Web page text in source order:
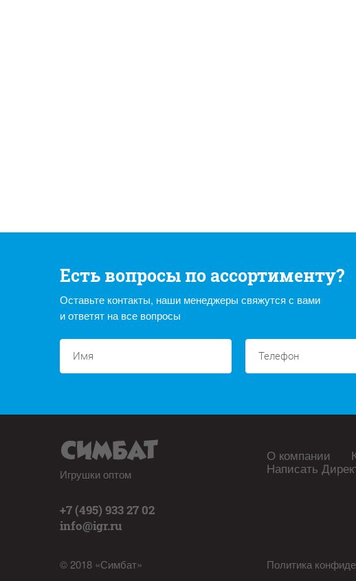
Есть вопросы по ассортименту?
Оставьте контакты, наши менеджеры свяжутся с вами
и ответят на все вопросы
Игрушки оптом
+7 (495) 933 27 02
info@igr.ru
© 2018 «Симбат»
О компании
Написать
Политика